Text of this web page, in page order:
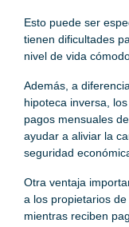
Esto puede ser
tienen dificultades
nivel de vida
Además, a
hipoteca inversa,
pagos mensuales
ayudar a aliviar la
seguridad
Otra ventaja
a los propietarios
mientras reciben